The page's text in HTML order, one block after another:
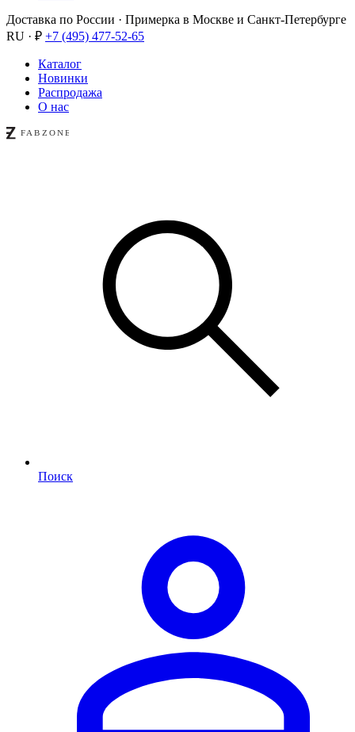
Доставка по России · Примерка в Москве и Санкт-Петербурге
RU · ₽ +7 (495) 477-52-65
Каталог
Новинки
Распродажа
О нас
Поиск